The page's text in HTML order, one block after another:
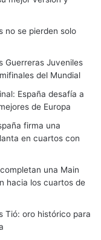
no se pierden solo
Guerreras Juveniles
del Mundial
España desafía a
de Europa
firma una
en cuartos con
una Main
hacia los cuartos de
Tió: oro histórico para